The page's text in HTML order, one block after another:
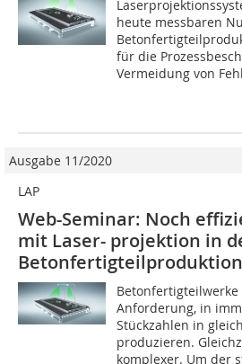
heute messbaren
für die
Vermeidung von
Ausgabe 11/2020
LAP
Web-Seminar: Noch
mit Laser- projektion in
Betonfertigteilproduktion
Anforderung, in
Stückzahlen in
produzieren.
komplexer. Um der